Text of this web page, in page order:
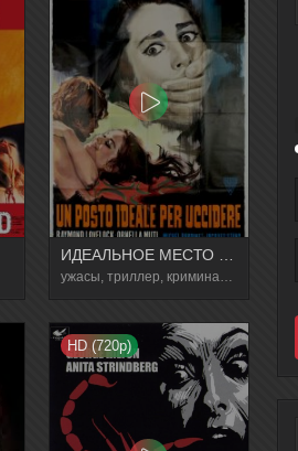
ужасы, триллер, криминал, детектив
HD (720p)